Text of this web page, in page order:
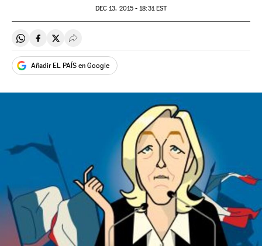
DEC 13, 2015 - 18:31EST
Compartir en Whatsapp
Compartir en Facebook
Compartir en Twitter
Desplegar Redes Sociales
Añadir EL PAÍS en Google